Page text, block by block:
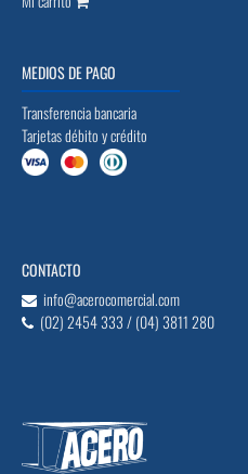
MEDIOS DE PAGO
Transferencia bancaria
Tarjetas débito y crédito
CONTACTO
info@acerocomercial.com
(02) 2454 333 / (04) 3811 280